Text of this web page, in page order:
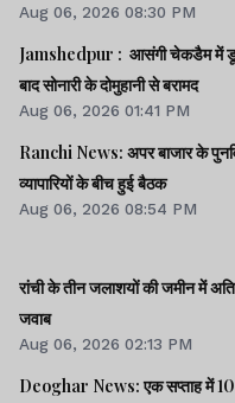
Aug 06, 2026 08:30 PM
Jamshedpur : आसंगी चेकडैम में
बाद सोनारी के दोमुहानी से बरामद
Aug 06, 2026 01:41 PM
Ranchi News: अपर बाजार के
व्यापारियों के बीच हुई बैठक
Aug 06, 2026 08:54 PM
रांची के तीन जलाशयों की जमीन में
जवाब
Aug 06, 2026 02:13 PM
Deoghar News: एक सप्ताह में